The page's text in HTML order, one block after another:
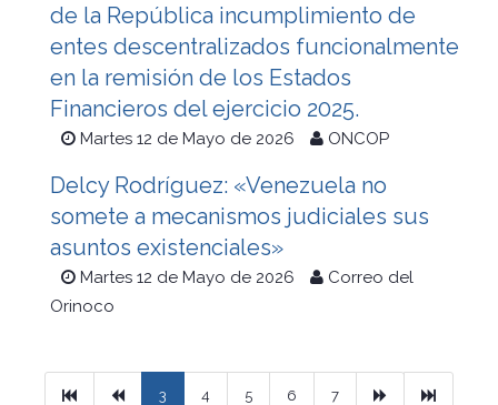
de la República incumplimiento de
entes descentralizados funcionalmente
en la remisión de los Estados
Financieros del ejercicio 2025.
Martes 12 de Mayo de 2026 ONCOP
Delcy Rodríguez: «Venezuela no
somete a mecanismos judiciales sus
asuntos existenciales»
Martes 12 de Mayo de 2026
Correo del
Orinoco
PrimeraPrevious
3 4 5 6 7 Ultimo